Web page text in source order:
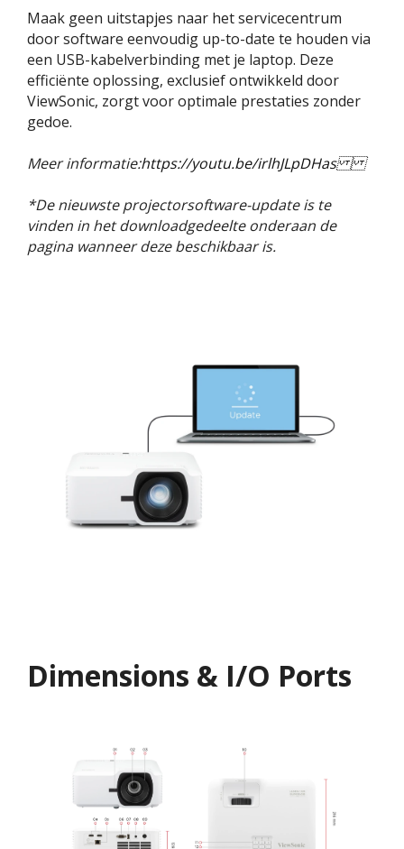
Maak geen uitstapjes naar het servicecentrum
door software eenvoudig up-to-date te houden via
een USB-kabelverbinding met je laptop. Deze
efficiënte oplossing, exclusief ontwikkeld door
ViewSonic, zorgt voor optimale prestaties zonder
gedoe.
Meer informatie:https://youtu.be/irlhJLpDHas
*De nieuwste projectorsoftware-update is te
vinden in het downloadgedeelte onderaan de
pagina wanneer deze beschikbaar is.
Dimensions & I/O Ports